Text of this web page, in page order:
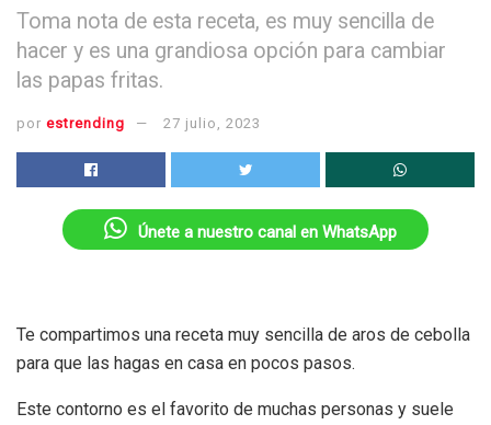
Toma nota de esta receta, es muy sencilla de
hacer y es una grandiosa opción para cambiar
las papas fritas.
por estrending 27 julio, 2023
Únete a nuestro canal en WhatsApp
Te compartimos una receta muy sencilla de aros de cebolla
para que las hagas en casa en pocos pasos.
Este contorno es el favorito de muchas personas y suele